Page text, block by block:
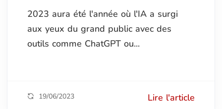
2023 aura été l'année où l'IA a surgi
aux yeux du grand public avec des
outils comme ChatGPT ou...
19/06/2023 Lire l'article